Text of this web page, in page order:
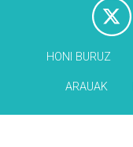
HONI BURUZ
ARAUAK